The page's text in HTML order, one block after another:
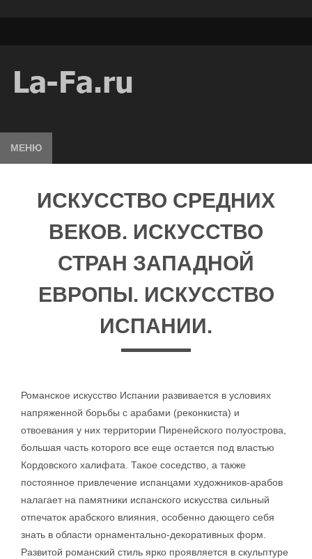
МЕНЮ
ИСКУССТВО СРЕДНИХ
ВЕКОВ. ИСКУССТВО
СТРАН ЗАПАДНОЙ
ЕВРОПЫ. ИСКУССТВО
ИСПАНИИ.
Романское искусство Испании развивается в условиях
напряженной борьбы с арабами (реконкиста) и
отвоевания у них территории Пиренейского полуострова,
большая часть которого все еще остается под властью
Кордовского халифата. Такое соседство, а также
постоянное привлечение испанцами художников-арабов
налагает на памятники испанского искусства сильный
отпечаток арабского влияния, особенно дающего себя
знать в области орнаментально-декоративных форм.
Развитой романский стиль ярко проявляется в скульптуре